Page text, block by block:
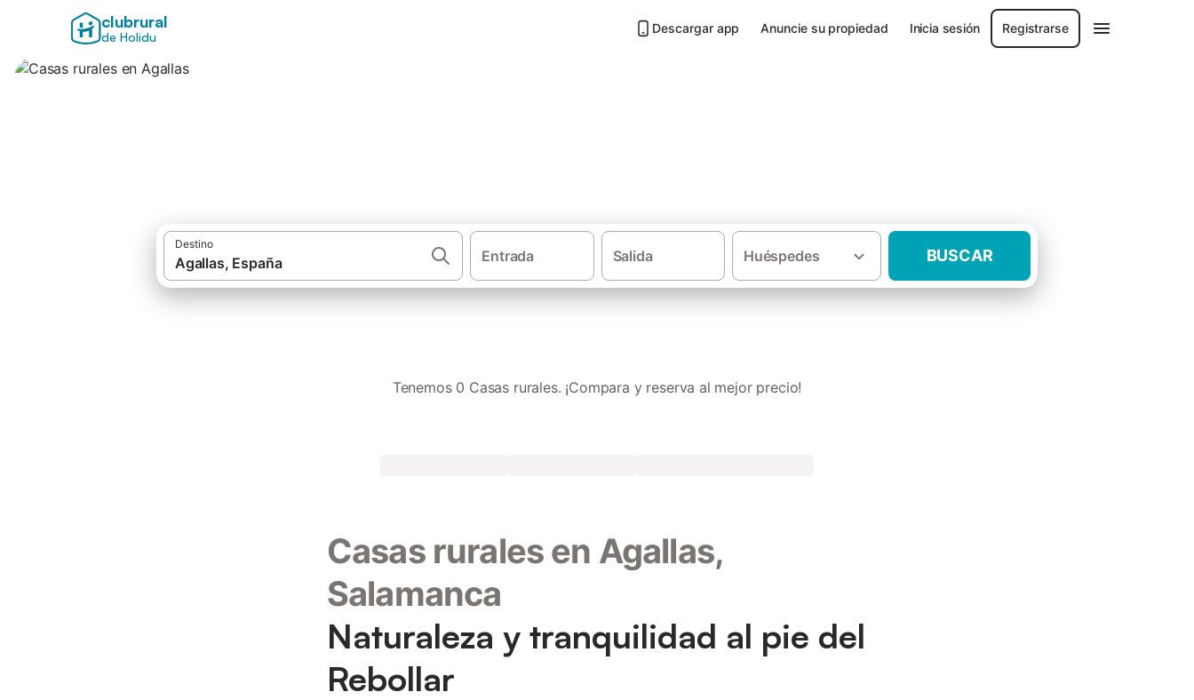
clubrural
de Holidu
Descargar app Anuncie su propiedad Inicia sesión Registrarse
Destino
Entrada Salida Huéspedes BUSCAR
Tenemos 0 Casas rurales. ¡Compara y reserva al mejor precio!
Casas rurales en Agallas,
Salamanca
Naturaleza y tranquilidad al pie del
Rebollar